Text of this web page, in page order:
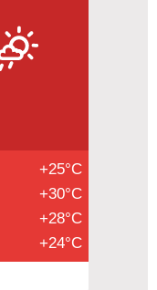
+25°C
+30°C
+28°C
+24°C